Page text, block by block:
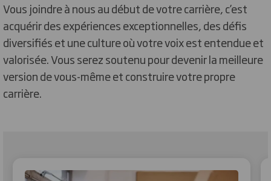
Vous joindre à nous au début de votre carrière, c’est
acquérir des expériences exceptionnelles, des défis
diversifiés et une culture où votre voix est entendue et
valorisée. Vous serez soutenu pour devenir la meilleure
version de vous-même et construire votre propre
carrière.